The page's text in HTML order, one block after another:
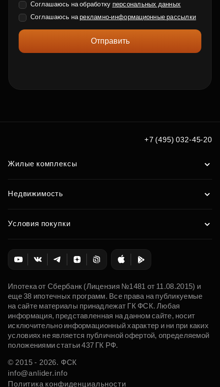
Соглашаюсь на обработку персональных данных
Соглашаюсь нарекламно-информационные рассылки
Отправить
+7 (495) 032-45-20
Жилые комплексы
Недвижимость
Условия покупки
Ипотека от Сбербанк (Лицензия №1481 от 11.08.2015) и
еще 38 ипотечных программ. Все права на публикуемые
на сайте материалы принадлежат ГК ФСК. Любая
информация, представленная на данном сайте, носит
исключительно информационный характер и ни при каких
условиях не является публичной офертой, определяемой
положениями статьи 437 ГК РФ.
© 2015 - 2026. ФСК
info@anlider.info
Политика конфиденциальности